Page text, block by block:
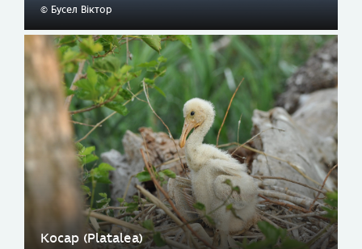
© Бусел Віктор
Косар (Platalea)